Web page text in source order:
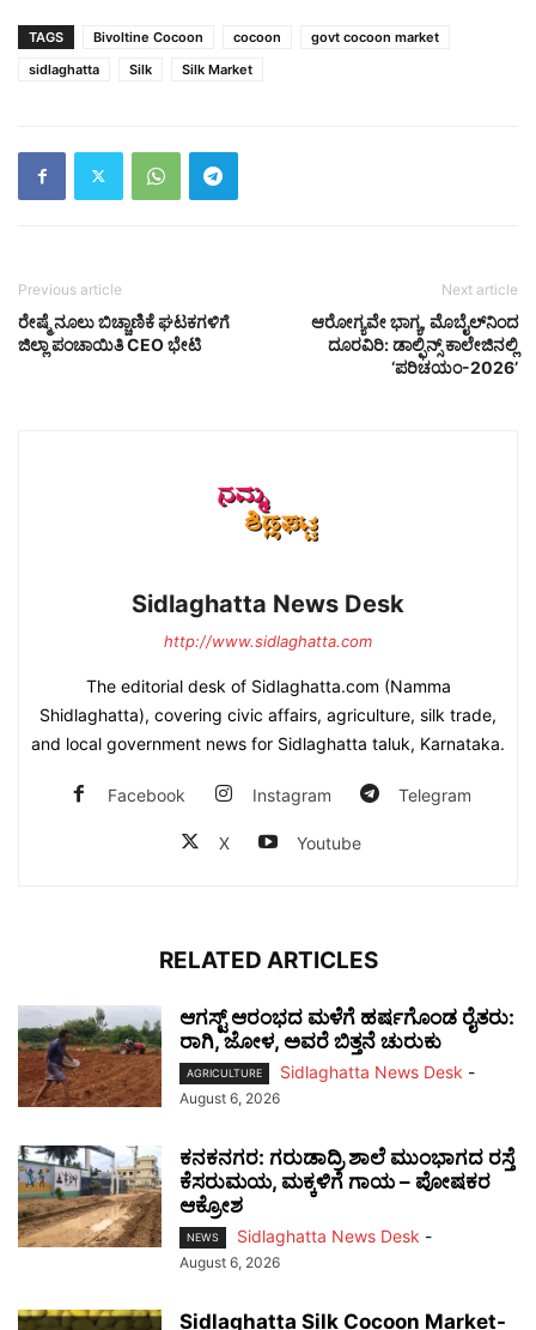
TAGS Bivoltine Cocoon cocoon
govt cocoon market
sidlaghatta
Silk Silk Market
Previous article
ರೇಷ್ಮೆ ನೂಲು ಬಿಚ್ಚಾಣಿಕೆ ಘಟಕಗಳಿಗೆ
ಜಿಲ್ಲಾ ಪಂಚಾಯಿತಿ CEO ಭೇಟಿ
Next article
ಆರೋಗ್ಯವೇ ಭಾಗ್ಯ, ಮೊಬೈಲ್‌ನಿಂದ
ದೂರವಿರಿ: ಡಾಲ್ಫಿನ್ಸ್ ಕಾಲೇಜಿನಲ್ಲಿ
‘ಪರಿಚಯಂ-2026’
Sidlaghatta News Desk
http://www.sidlaghatta.com
The editorial desk of Sidlaghatta.com (Namma
Shidlaghatta), covering civic affairs, agriculture, silk trade,
and local government news for Sidlaghatta taluk, Karnataka.
Facebook Instagram Telegram
X Youtube
RELATED ARTICLES
ಆಗಸ್ಟ್ ಆರಂಭದ ಮಳೆಗೆ ಹರ್ಷಗೊಂಡ ರೈತರು:
ರಾಗಿ, ಜೋಳ, ಅವರೆ ಬಿತ್ತನೆ ಚುರುಕು
AGRICULTURE Sidlaghatta News Desk -
August 6, 2026
ಕನಕನಗರ: ಗರುಡಾದ್ರಿ ಶಾಲೆ ಮುಂಭಾಗದ ರಸ್ತೆ
ಕೆಸರುಮಯ, ಮಕ್ಕಳಿಗೆ ಗಾಯ – ಪೋಷಕರ
ಆಕ್ರೋಶ
NEWS Sidlaghatta News Desk -
August 6, 2026
Sidlaghatta Silk Cocoon Market-